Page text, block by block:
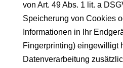
von Art. 49 Abs. 1 lit. a
Speicherung von Cookies
Informationen in Ihr
Fingerprinting) eingewilligt
Datenverarbeitung